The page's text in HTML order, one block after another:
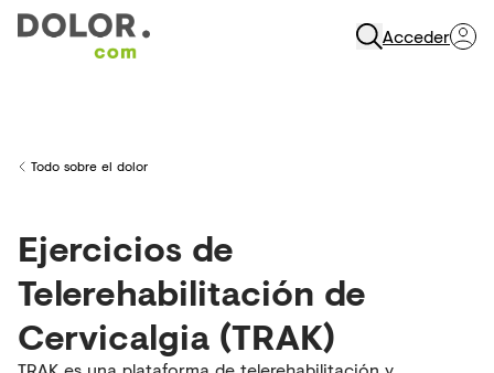
Acceder
Back to
Todo sobre el dolor
Ejercicios de
Telerehabilitación de
Cervicalgia (TRAK)